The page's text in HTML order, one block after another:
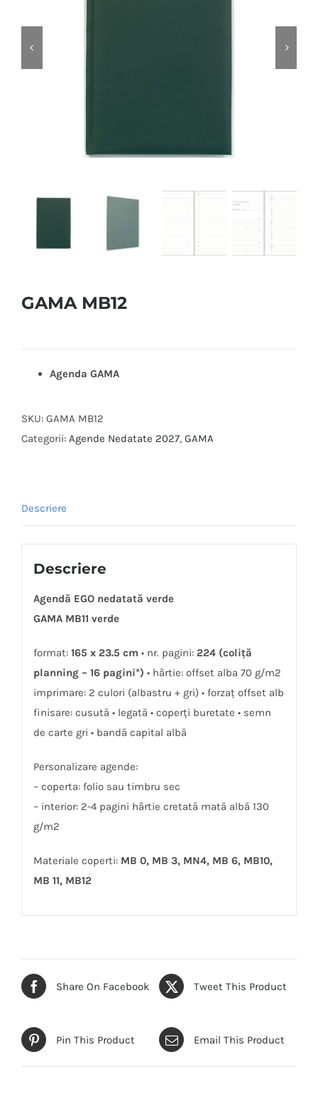
GAMA MB12
Agenda GAMA
SKU: GAMA MB12
Categorii: Agende Nedatate 2027, GAMA
Descriere
Descriere
Agendă EGO nedatată verde
GAMA MB11 verde
format: 165 x 23.5 cm • nr. pagini: 224 (coliţă
planning – 16 pagini*) • hârtie: offset alba 70 g/m2
imprimare: 2 culori (albastru + gri) • forzaţ offset alb
finisare: cusută • legată • coperţi buretate • semn
de carte gri • bandă capital albă
Personalizare agende:
– coperta: folio sau timbru sec
– interior: 2-4 pagini hârtie cretată mată albă 130
g/m2
Materiale coperti: MB 0, MB 3, MN4, MB 6, MB10,
MB 11, MB12
Share On Facebook Tweet This Product
Pin This Product Email This Product